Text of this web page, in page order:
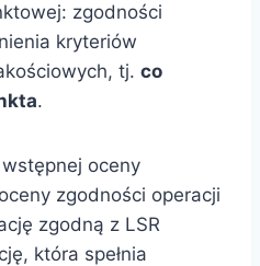
zgodności
kryteriów
tj. co
.
oceny
zgodności operacji
zgodną z LSR
która spełnia